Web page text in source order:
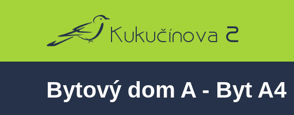
Bytový dom A - Byt A4